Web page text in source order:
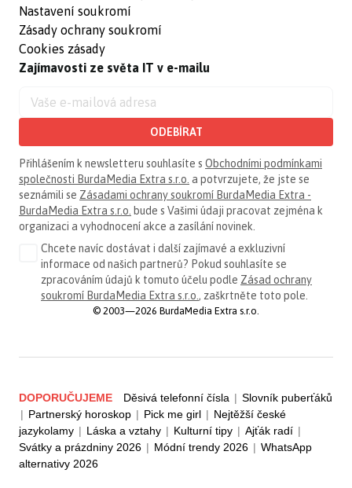
Nastavení soukromí
Zásady ochrany soukromí
Cookies zásady
Zajímavosti ze světa IT v e-mailu
ODEBÍRAT
Přihlášením k newsletteru souhlasíte s Obchodními podmínkami
společnosti BurdaMedia Extra s.r.o. a potvrzujete, že jste se
seznámili se Zásadami ochrany soukromí BurdaMedia Extra -
BurdaMedia Extra s.r.o. bude s Vašimi údaji pracovat zejména k
organizaci a vyhodnocení akce a zasílání novinek.
Chcete navíc dostávat i další zajímavé a exkluzivní
informace od našich partnerů? Pokud souhlasíte se
zpracováním údajů k tomuto účelu podle Zásad ochrany
soukromí BurdaMedia Extra s.r.o. , zaškrtněte toto pole.
© 2003—2026 BurdaMedia Extra s.r.o.
DOPORUČUJEME Děsivá telefonní čísla | Slovník puberťáků
| Partnerský horoskop | Pick me girl | Nejtěžší české
jazykolamy | Láska a vztahy | Kulturní tipy | Ajťák radí |
Svátky a prázdniny 2026 | Módní trendy 2026 | WhatsApp
alternativy 2026